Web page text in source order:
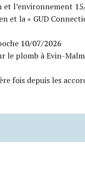
et l’environnement
et la « GUD
10/07/2026
le plomb à Evin-
fois depuis les